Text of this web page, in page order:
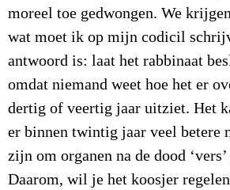
moreel toe gedwongen. We
wat moet ik op mijn codicil
antwoord is: laat het rabbinaat
omdat niemand weet hoe het er
dertig of veertig jaar uitziet. Het
er binnen twintig jaar veel betere
zijn om organen na de dood
Daarom, wil je het koosjer